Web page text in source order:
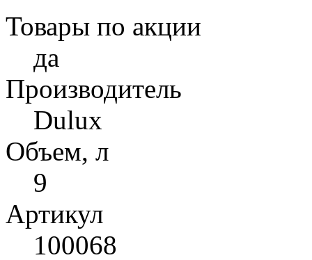
Товары по акции
да
Производитель
Dulux
Объем, л
9
Артикул
100068